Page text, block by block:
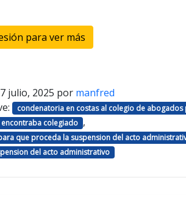
para ver más
7 julio, 2025 por manfred
condenatoria en costas al colegio de
colegiado ,
que proceda la suspension del acto
del acto administrativo